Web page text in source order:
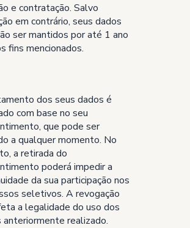
e contratação. Salvo
em contrário, seus dados
ser mantidos por até 1 ano
fins mencionados.
dos seus dados é
com base no seu
que pode ser
a qualquer momento. No
a retirada do
poderá impedir a
da sua participação nos
seletivos. A revogação
a legalidade do uso dos
anteriormente realizado.